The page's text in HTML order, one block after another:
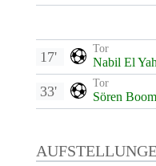
Tor
Nabil El
17'
Tor
Sören
33'